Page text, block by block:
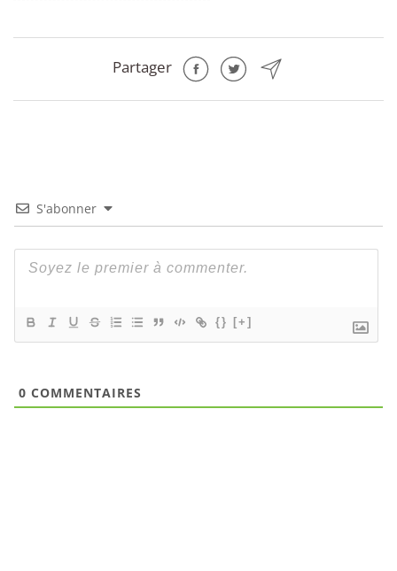
Partager
S'abonner
{} [+]
0 COMMENTAIRES